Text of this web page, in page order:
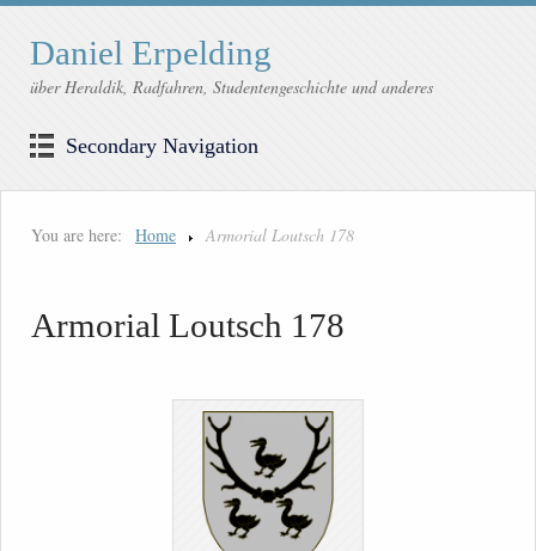
Daniel Erpelding
über Heraldik, Radfahren, Studentengeschichte und anderes
Secondary Navigation
You are here: Home Armorial Loutsch 178
Armorial Loutsch 178